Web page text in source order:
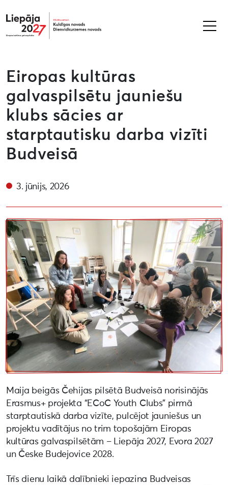
Liepāja2027
Eiropas kultūras
galvaspilsētu jauniešu
klubs sācies ar
starptautisku darba vizīti
Budveisā
3. jūnijs, 2026
Maija beigās Čehijas pilsētā Budveisā norisinājās
Erasmus+ projekta “ECoC Youth Clubs” pirmā
starptautiskā darba vizīte, pulcējot jauniešus un
projektu vadītājus no trim topošajām Eiropas
kultūras galvaspilsētām – Liepāja 2027, Evora 2027
un Česke Budejovice 2028.
Trīs dienu laikā dalībnieki iepazina Budveisas